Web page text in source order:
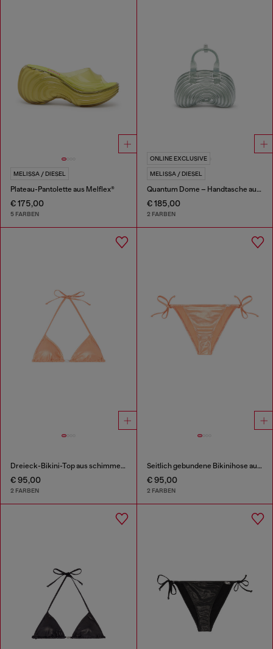
MELISSA / DIESEL
Plateau-Pantolette aus Melflex®
€ 175,00
5 FARBEN
ONLINE EXCLUSIVE
MELISSA / DIESEL
Quantum Dome – Handtasche aus Melflex®
€ 185,00
2 FARBEN
Dreieck-Bikini-Top aus schimmerndem Stoff
€ 95,00
2 FARBEN
Seitlich gebundene Bikinihose aus schimmerndem Stoff
€ 95,00
2 FARBEN